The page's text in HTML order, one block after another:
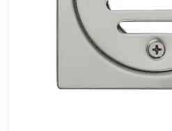
"Nada Es Mejor, Sólo Mejor". Las
Sinceramente Dispuestas A
Antiguos. Vamos De La Mano Y